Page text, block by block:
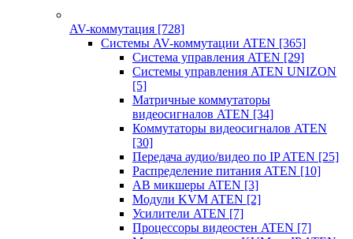
AV-коммутация [728]
Системы AV-коммутации ATEN [365]
Система управления ATEN [29]
Системы управления ATEN UNIZON
[5]
Матричные коммутаторы
видеосигналов ATEN [34]
Коммутаторы видеосигналов ATEN
[30]
Передача аудио/видео по IP ATEN [25]
Распределение питания ATEN [10]
АВ микшеры ATEN [3]
Модули KVM ATEN [2]
Усилители ATEN [7]
Процессоры видеостен ATEN [7]